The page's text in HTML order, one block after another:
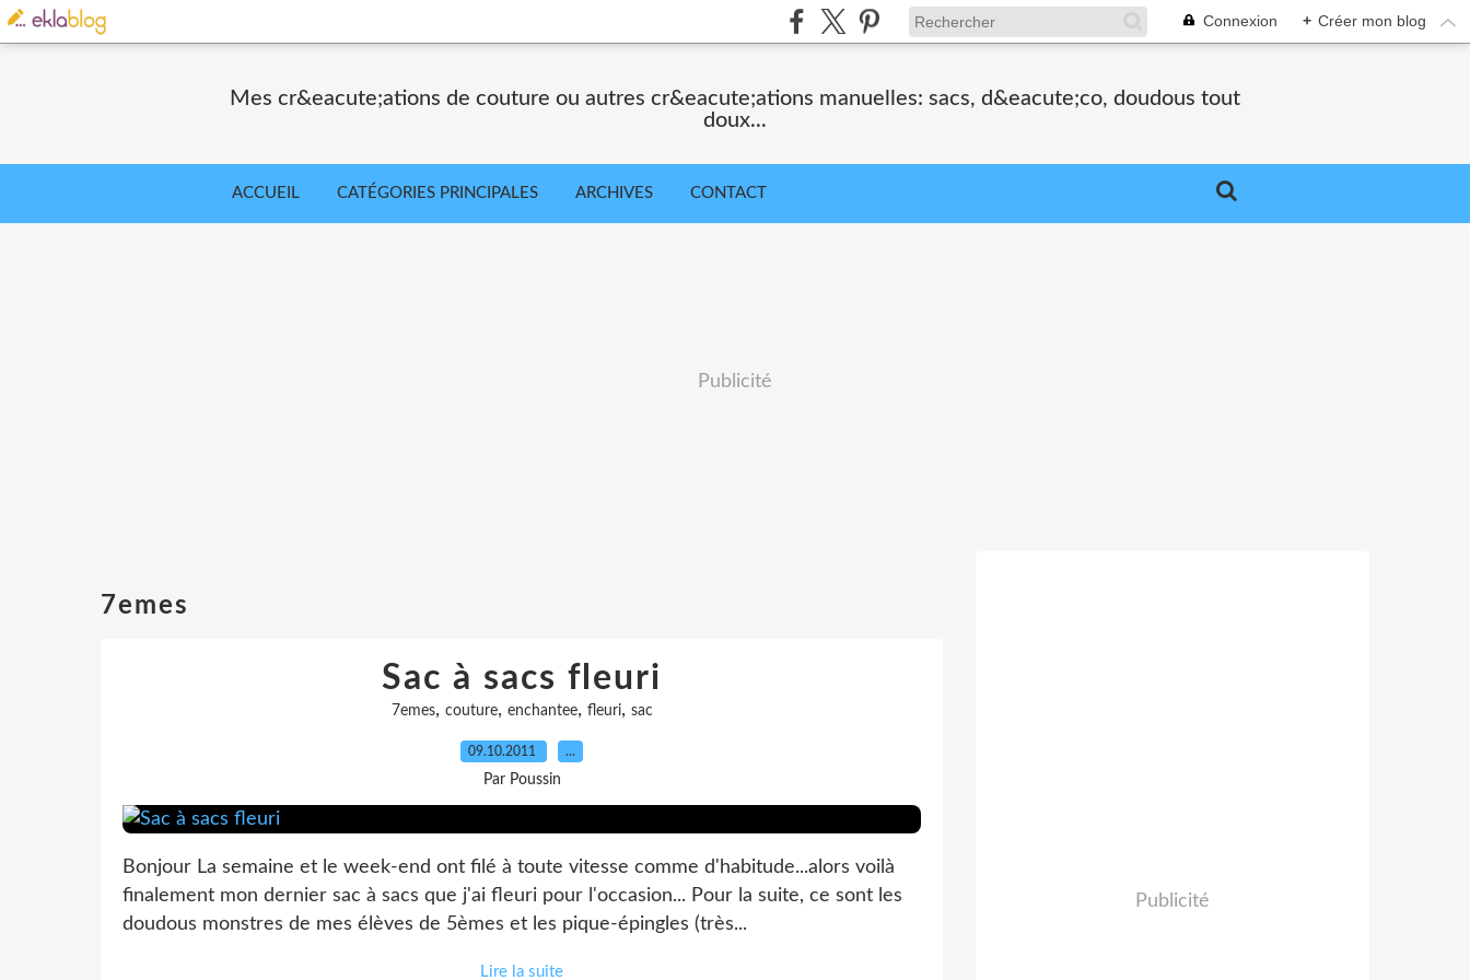
Connexion + Créer mon blog
Mes cr&eacute;ations de couture ou autres cr&eacute;ations manuelles: sacs, d&eacute;co, doudous tout
doux...
ACCUEIL CATÉGORIES PRINCIPALES ARCHIVES CONTACT
Publicité
7emes
Sac à sacs fleuri
7emes, couture, enchantee, fleuri, sac
09.10.2011 …
Par Poussin
Bonjour La semaine et le week-end ont filé à toute vitesse comme d'habitude...alors voilà
finalement mon dernier sac à sacs que j'ai fleuri pour l'occasion... Pour la suite, ce sont les
doudous monstres de mes élèves de 5èmes et les pique-épingles (très...
Lire la suite
Publicité